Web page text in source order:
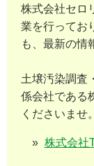
株式会社セロ
業を行ってお
も、最新の情
土壌汚染調査
係会社である
くださいませ。
株式会社